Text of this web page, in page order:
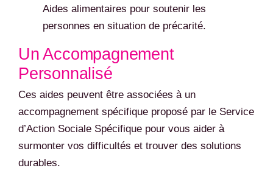
Aides alimentaires pour soutenir les
personnes en situation de précarité.
Un Accompagnement
Personnalisé
Ces aides peuvent être associées à un
accompagnement spécifique proposé par le Service
d’Action Sociale Spécifique pour vous aider à
surmonter vos difficultés et trouver des solutions
durables.